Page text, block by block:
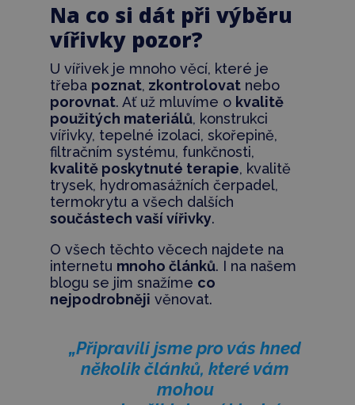
Na co si dát při výběru
vířivky pozor?
U vířivek je mnoho věcí, které je
třeba poznat, zkontrolovatnebo
porovnat. Ať už mluvíme o kvalitě
použitých materiálů, konstrukci
vířivky, tepelné izolaci, skořepině,
filtračním systému, funkčnosti,
kvalitě poskytnuté terapie, kvalitě
trysek, hydromasážních čerpadel,
termokrytu a všech dalších
součástech vaší vířivky.
O všech těchto věcech najdete na
internetu mnoho článků. I na našem
blogu se jim snažíme co
nejpodrobněji věnovat.
„Připravili jsme pro vás hned
několik článků, které vám
mohou